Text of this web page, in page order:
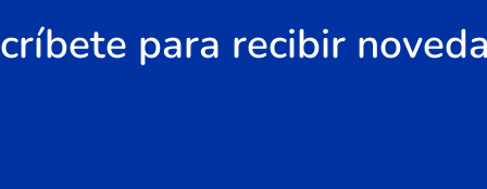
para recibir